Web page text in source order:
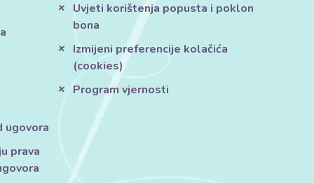
ugovora
prava
Uvjeti korištenja popusta i poklon
bona
Izmijeni preferencije kolačića
(cookies)
Program vjernosti